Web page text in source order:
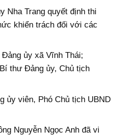
Nha Trang quyết định thi
khiển trách đối với các
ủy xã Vĩnh Thái;
thư Đảng ủy, Chủ tịch
ủy viên, Phó Chủ tịch UBND
Nguyễn Ngọc Anh đã vi